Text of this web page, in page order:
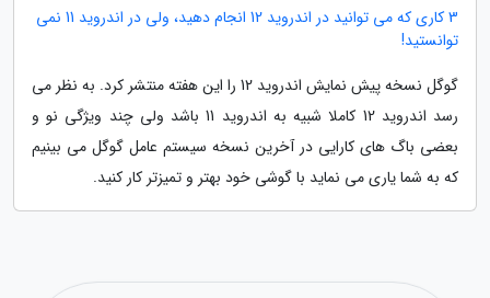
3 کاری که می توانید در اندروید 12 انجام دهید، ولی در اندروید 11 نمی
توانستید!
گوگل نسخه پیش نمایش اندروید 12 را این هفته منتشر کرد. به نظر می
رسد اندروید 12 کاملا شبیه به اندروید 11 باشد ولی چند ویژگی نو و
بعضی باگ های کارایی در آخرین نسخه سیستم عامل گوگل می بینیم
که به شما یاری می نماید با گوشی خود بهتر و تمیزتر کار کنید.